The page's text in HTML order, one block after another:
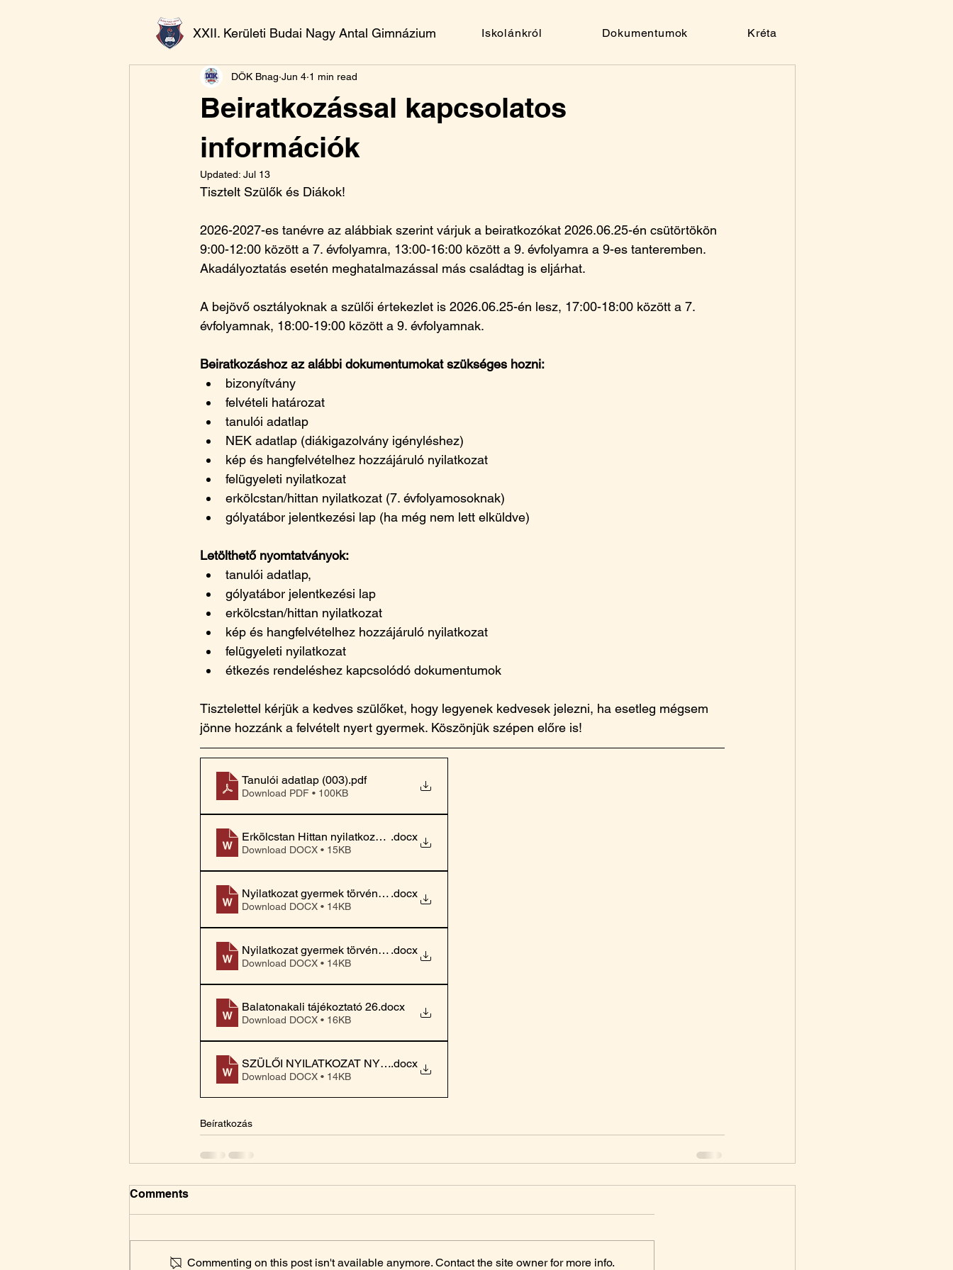
XXII. Kerületi Budai Nagy Antal Gimnázium Iskolánkról Dokumentumok Kréta
Beiratkozással kapcsolatos
információk
DÖK Bnag Jun 4 1 min read
Updated: Jul 13
Tisztelt Szülők és Diákok!
2026-2027-es tanévre az alábbiak szerint várjuk a beiratkozókat 2026.06.25-én csütörtökön
9:00-12:00 között a 7. évfolyamra, 13:00-16:00 között a 9. évfolyamra a 9-es tanteremben.
Akadályoztatás esetén meghatalmazással más családtag is eljárhat.
A bejövő osztályoknak a szülői értekezlet is 2026.06.25-én lesz, 17:00-18:00 között a 7.
évfolyamnak, 18:00-19:00 között a 9. évfolyamnak.
Beiratkozáshoz az alábbi dokumentumokat szükséges hozni:
bizonyítvány
felvételi határozat
tanulói adatlap
NEK adatlap (diákigazolvány igényléshez)
kép és hangfelvételhez hozzájáruló nyilatkozat
felügyeleti nyilatkozat
erkölcstan/hittan nyilatkozat (7. évfolyamosoknak)
gólyatábor jelentkezési lap (ha még nem lett elküldve)
Letölthető nyomtatványok:
tanulói adatlap,
gólyatábor jelentkezési lap
erkölcstan/hittan nyilatkozat
kép és hangfelvételhez hozzájáruló nyilatkozat
felügyeleti nyilatkozat
étkezés rendeléshez kapcsolódó dokumentumok
Tisztelettel kérjük a kedves szülőket, hogy legyenek kedvesek jelezni, ha esetleg mégsem
jönne hozzánk a felvételt nyert gyermek. Köszönjük szépen előre is!
Tanulói adatlap (003).pdf
Download PDF • 100KB
Erkölcstan Hittan nyilatkozat 2026-2027
.docx
Download DOCX • 15KB
Nyilatkozat gyermek törvényes képviseletéről 1szülős felügyeletnél
.docx
Download DOCX • 14KB
Nyilatkozat gyermek törvényes képviseletéről közös felügyeletnél
.docx
Download DOCX • 14KB
Balatonakali tájékoztató 26.docx
Download DOCX • 16KB
SZÜLŐI NYILATKOZAT NYÁRI TÁBOR 2026
.docx
Download DOCX • 14KB
Beíratkozás
Comments
Commenting on this post isn't available anymore. Contact the site owner for more info.